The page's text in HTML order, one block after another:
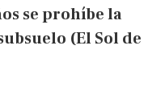
se prohíbe la
(El Sol de